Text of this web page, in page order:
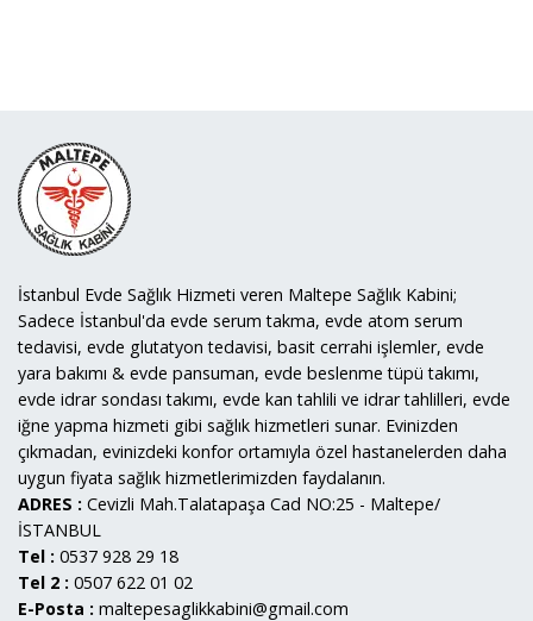
İstanbul Evde Sağlık Hizmeti veren Maltepe Sağlık Kabini;
Sadece İstanbul'da evde serum takma, evde atom serum
tedavisi, evde glutatyon tedavisi, basit cerrahi işlemler, evde
yara bakımı & evde pansuman, evde beslenme tüpü takımı,
evde idrar sondası takımı, evde kan tahlili ve idrar tahlilleri, evde
iğne yapma hizmeti gibi sağlık hizmetleri sunar. Evinizden
çıkmadan, evinizdeki konfor ortamıyla özel hastanelerden daha
uygun fiyata sağlık hizmetlerimizden faydalanın.
ADRES : Cevizli Mah.Talatapaşa Cad NO:25 - Maltepe/
İSTANBUL
Tel : 0537 928 29 18
Tel 2 : 0507 622 01 02
E-Posta : maltepesaglikkabini@gmail.com